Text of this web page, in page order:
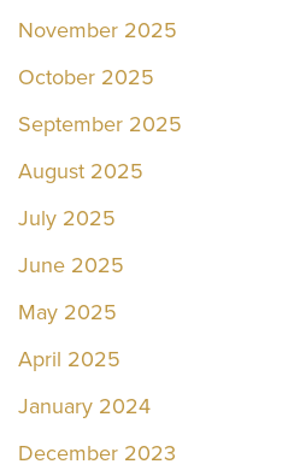
November 2025
October 2025
September 2025
August 2025
July 2025
June 2025
May 2025
April 2025
January 2024
December 2023